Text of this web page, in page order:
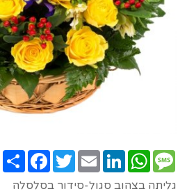
Share
FacebookTwitterEmail
LinkedIn
WhatsAppMessage
גליתה בצהוב סגול-סידור בסלסלה